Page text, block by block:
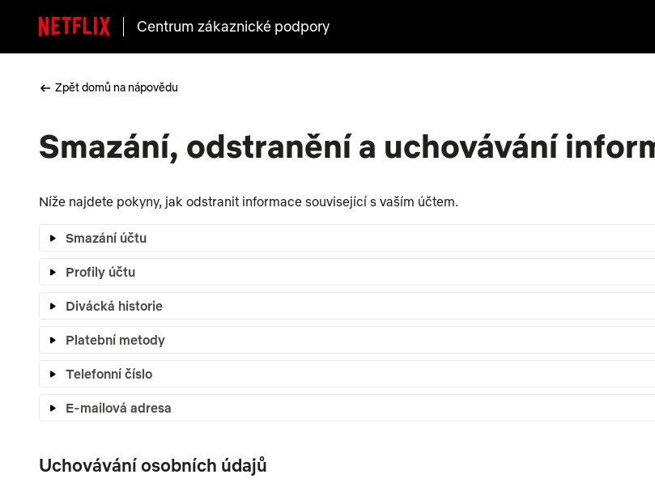
Centrum zákaznické podpory
Zpět domů na nápovědu
Smazání, odstranění a uchovávání
Níže najdete pokyny, jak odstranit informace související s vaším účtem.
Smazání účtu
Profily účtu
Divácká historie
Platební metody
Telefonní číslo
E-mailová adresa
Uchovávání osobních údajů